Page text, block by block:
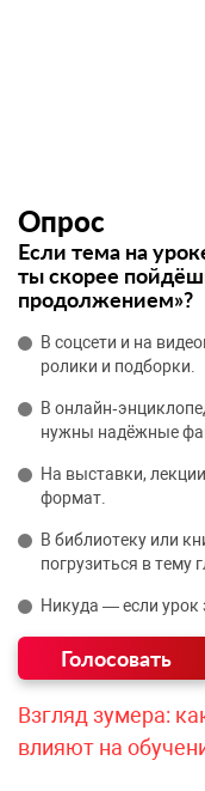
Опрос
Если тема на
ты скорее
продолжением»?
В соцсети и на
ролики и подборки.
В
нужны надёжные
На выставки,
формат.
В библиотеку или
погрузиться в тему
Никуда — если урок
Взгляд зумера:
влияют на